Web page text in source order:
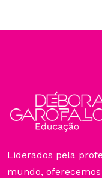
Liderados pela
mundo,